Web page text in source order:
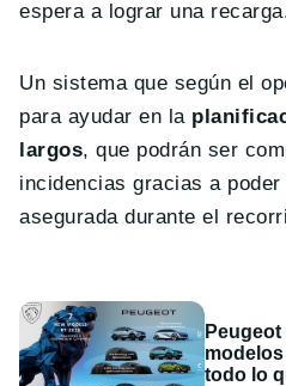
espera a lograr una
Un sistema que según el
para ayudar en la
largos, que podrán ser
incidencias gracias a
asegurada durante el
todo lo